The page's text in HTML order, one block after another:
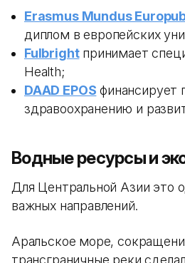
Erasmus Mundus
диплом в европейских
Fulbrightпринимает
Health;
DAAD EPOS финансирует
здравоохранению и
Водные ресурсы и
Для Центральной Азии это
важных направлений.
Аральское море,
трансграничные реки